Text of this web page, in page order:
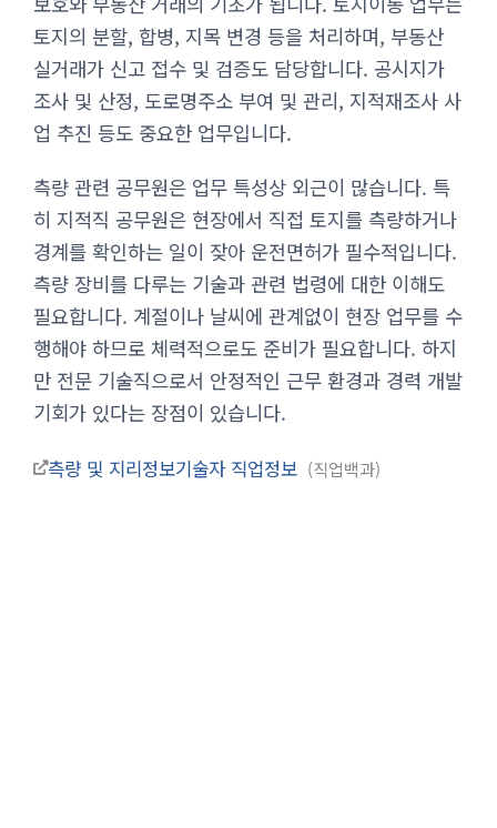
토지의 분할, 합병, 지목 변경 등을 처리하며, 부동산
실거래가 신고 접수 및 검증도 담당합니다. 공시지가
조사 및 산정, 도로명주소 부여 및 관리, 지적재조사 사
업 추진 등도 중요한 업무입니다.
측량 관련 공무원은 업무 특성상 외근이 많습니다. 특
히 지적직 공무원은 현장에서 직접 토지를 측량하거나
경계를 확인하는 일이 잦아 운전면허가 필수적입니다.
측량 장비를 다루는 기술과 관련 법령에 대한 이해도
필요합니다. 계절이나 날씨에 관계없이 현장 업무를 수
행해야 하므로 체력적으로도 준비가 필요합니다. 하지
만 전문 기술직으로서 안정적인 근무 환경과 경력 개발
기회가 있다는 장점이 있습니다.
측량 및 지리정보기술자 직업정보 직업백과